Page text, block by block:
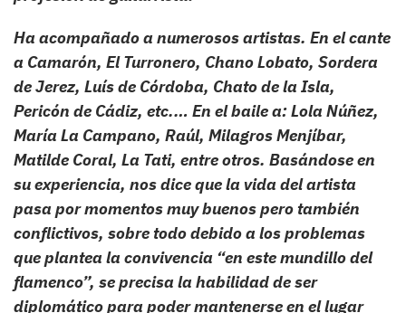
Ha acompañado a numerosos artistas. En el cante
a Camarón, El Turronero, Chano Lobato, Sordera
de Jerez, Luís de Córdoba, Chato de la Isla,
Pericón de Cádiz, etc.… En el baile a: Lola Núñez,
María La Campano, Raúl, Milagros Menjíbar,
Matilde Coral, La Tati, entre otros. Basándose en
su experiencia, nos dice que la vida del artista
pasa por momentos muy buenos pero también
conflictivos, sobre todo debido a los problemas
que plantea la convivencia “en este mundillo del
flamenco”, se precisa la habilidad de ser
diplomático para poder mantenerse en el lugar